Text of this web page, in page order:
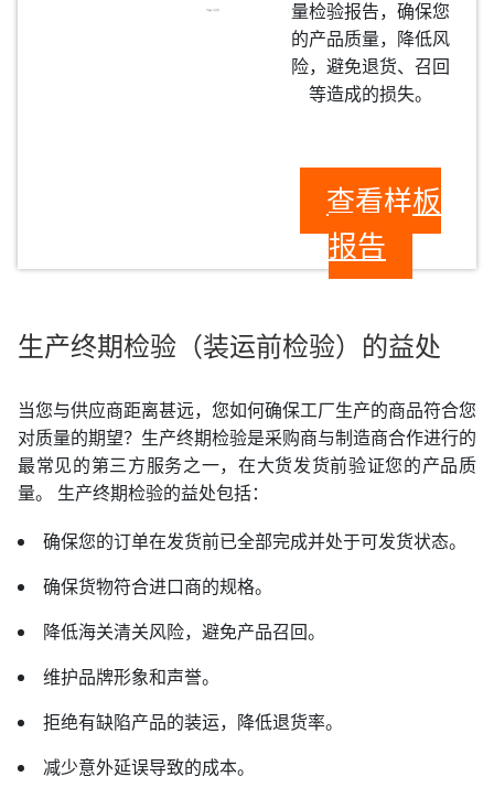
量检验报告，确保您
的产品质量，降低风
险，避免退货、召回
等造成的损失。
查看样板
报告
生产终期检验（装运前检验）的益处
当您与供应商距离甚远，您如何确保工厂生产的商品符合您
对质量的期望？生产终期检验是采购商与制造商合作进行的
最常见的第三方服务之一，在大货发货前验证您的产品质
量。 生产终期检验的益处包括：
确保您的订单在发货前已全部完成并处于可发货状态。
确保货物符合进口商的规格。
降低海关清关风险，避免产品召回。
维护品牌形象和声誉。
拒绝有缺陷产品的装运，降低退货率。
减少意外延误导致的成本。